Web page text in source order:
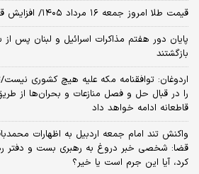
قیمت طلا امروز جمعه ۱۶ مرداد ۱۴۰۵/ افزایش قیمت طلا
پایان دور هفتم مذاکرات اسرائیل و لبنان پس
بازگشتند
اردوغان: توافقنامه مکه علیه هیچ کشوری
را در قبال حل و فصل منازعات و بحران‌ها از
قاطعانه ادامه خواهد داد
واکنش تند امام جمعه اردبیل به اظهارات
قضا: شخصی خبر دروغ به رهبری بست و دفتر
کرد، آیا این جرم است یا خیر؟